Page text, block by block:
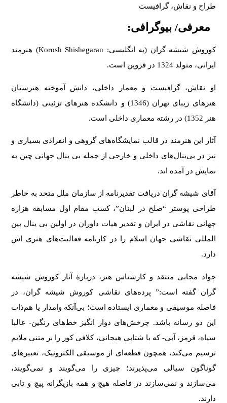
طراح و نقاش، گرافیست
معرفی/ بیوگرافی:
کوروش شیشه گران (به انگلیسی: Korosh Shishegaran) هنرمند
ایرانی، متولد 1324 در قزوین است.
او نقاش، گرافیست و معمار داخلی، دانش آموخته هنرستان
هنرهای زیبای تهران (1346) و دانشکده هنرهای تزئینی (دانشگاه
هنر 1352) در رشته معماری داخلی است.
آثار این هنرمند در قالب نمایشگاه‌های گروهی و انفرادی بسیاری و
نیز در بی‌ینال‌های داخلی و خارجی از جمله بی ینال جهانی چین به
نمایش در آمده اند.
آقای شیشه گران دریافت تقدیرنامه از سازمان ملل متحد به خاطر
طراحی پوستر “صلح در لبنان”، کسب مقام اول مسابقه هزاره
جهانی نقاشی در ایران و تقدیر هیات داوران در اولین بی ینال بین
المللی نقاشی جهان اسلام را در کارنامه فعالیت‌های هنری اش
دارد.
جواد مجابی منتقد و کارشناس هنر، دربارهٔ آثار کوروش شیشه
گران گفته است:” پرده‌های نقاشی کوروش شیشه‌ گران، در
فاصله موسیقی و معماری ایستاده است؛ بی‌آنکه وامدار یا هم‌ذات
این دو رسانه باشد. چرخش‌های دوار انگیز خط‌های رنگین- غالبا
سیاه، قرمز، آبی- که با شتابی هیجانی، کلافی کور را بر متنی ملایم
ترسیم می‌کند، همچون قطعه‌ای از موسیقی الکترونیک، تعبیرهای
گوناگون سیالی می‌پذیرند؛ چیزی را می‌گویند و نمی‌گویند،
می‌سازند و نمی‌سازند در فاصله هیچ و همه بازیگرانه پیچ و تابی
دارند.